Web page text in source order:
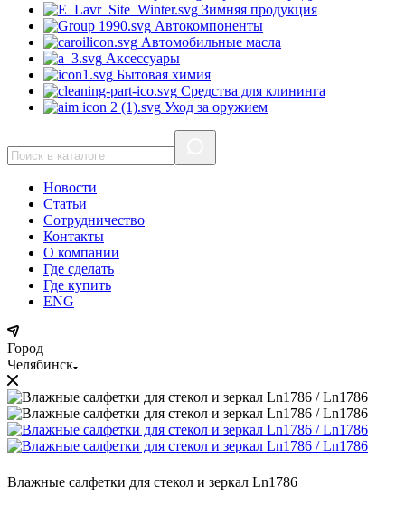
Зимняя продукция
Автокомпоненты
Автомобильные масла
Аксессуары
Бытовая химия
Средства для клининга
Уход за оружием
Новости
Статьи
Сотрудничество
Контакты
О компании
Где сделать
Где купить
ENG
Город
Челябинск
Влажные салфетки для стекол и зеркал Ln1786